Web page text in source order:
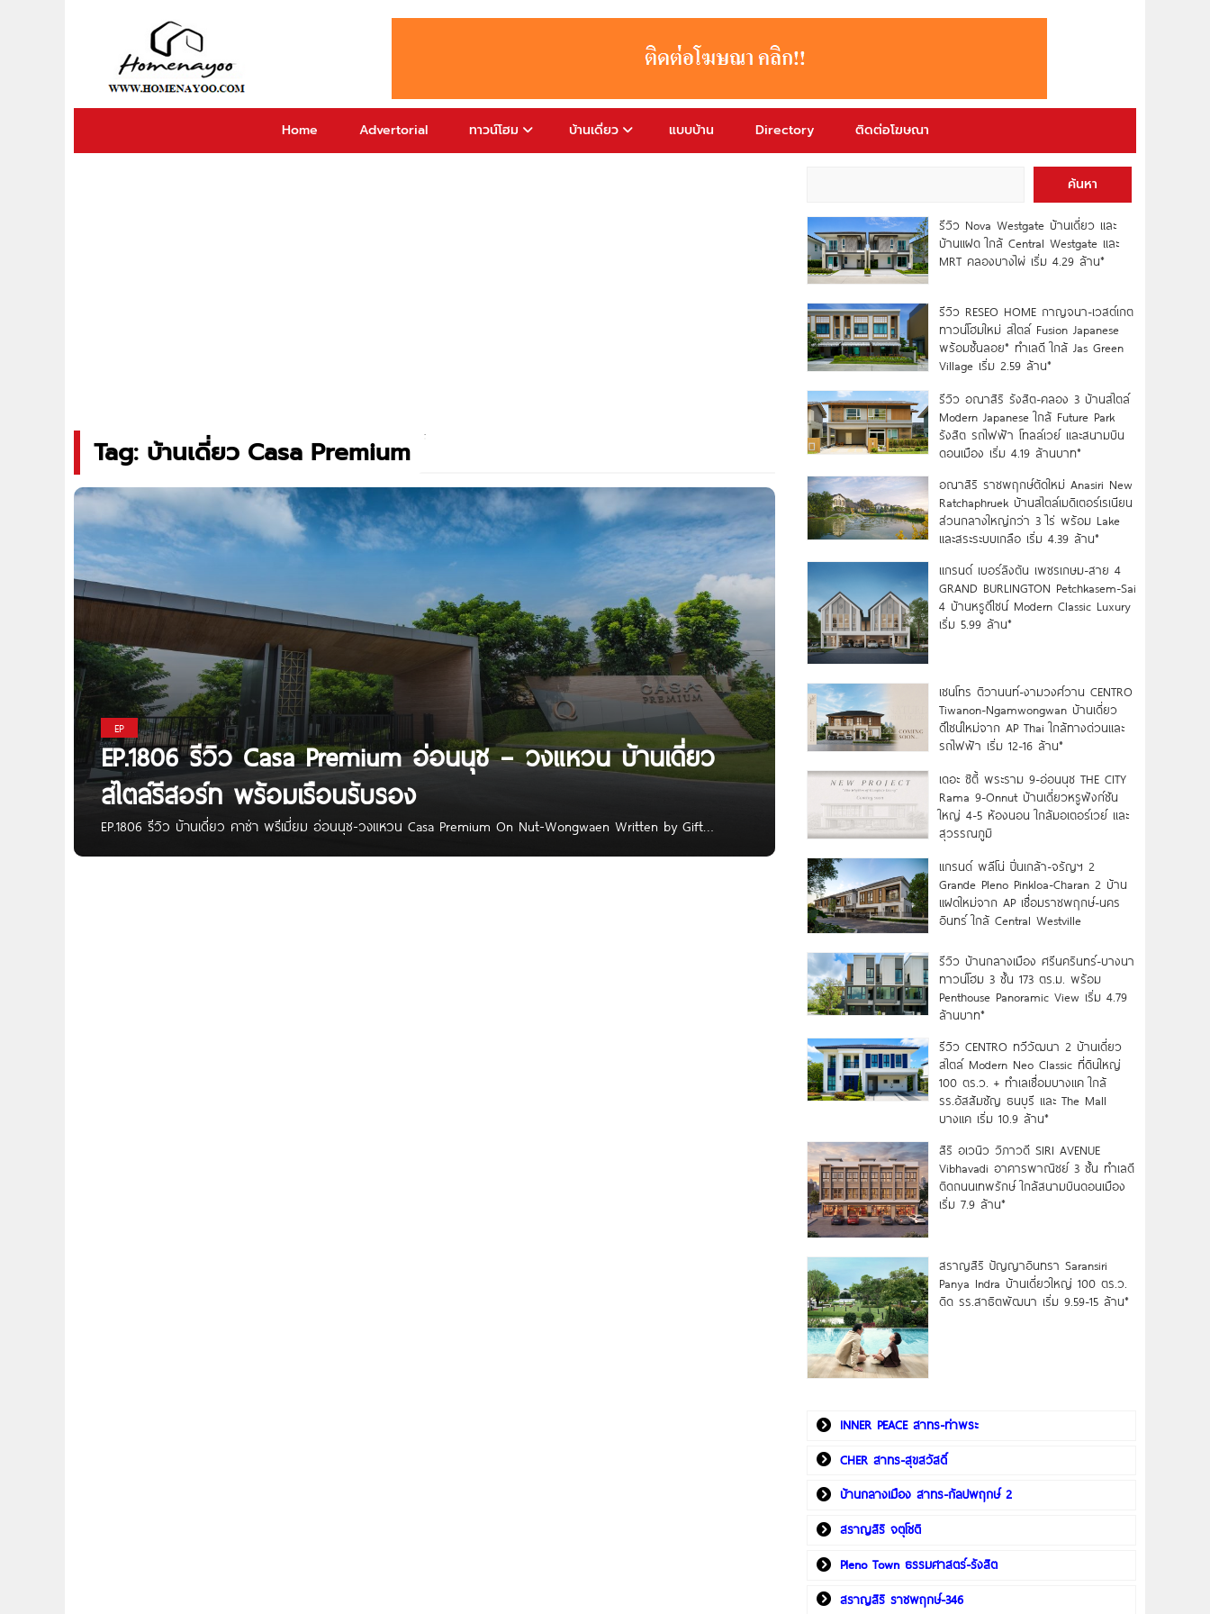
Home Advertorial ทาวน์โฮม บ้านเดี่ยว แบบบ้าน Directory ติดต่อโฆษณา
Tag: บ้านเดี่ยว Casa Premium
EP
EP.1806 รีวิว Casa Premium อ่อนนุช – วงแหวน บ้านเดี่ยว
สไตล์รีสอร์ท พร้อมเรือนรับรอง
EP.1806 รีวิว บ้านเดี่ยว คาซ่า พรีเมี่ยม อ่อนนุช-วงแหวน Casa Premium On Nut-Wongwaen Written by Gift
ค้นหา
รีวิว Nova Westgate บ้านเดี่ยว และ
บ้านแฝด ใกล้ Central Westgate และ
MRT คลองบางไผ่ เริ่ม 4.29 ล้าน*
รีวิว RESEO HOME กาญจนา-เวสต์เกต
ทาวน์โฮมใหม่ สไตล์ Fusion Japanese
พร้อมชั้นลอย* ทำเลดี ใกล้ Jas Green
Village เริ่ม 2.59 ล้าน*
รีวิว อณาสิริ รังสิต-คลอง 3 บ้านสไตล์
Modern Japanese ใกล้ Future Park
รังสิต รถไฟฟ้า โทลล์เวย์ และสนามบิน
ดอนเมือง เริ่ม 4.19 ล้านบาท*
อณาสิริ ราชพฤกษ์ตัดใหม่ Anasiri New
Ratchaphruek บ้านสไตล์เมดิเตอร์เรเนียน
ส่วนกลางใหญ่กว่า 3 ไร่ พร้อม Lake
และสระระบบเกลือ เริ่ม 4.39 ล้าน*
แกรนด์ เบอร์ลิงตัน เพชรเกษม-สาย 4
GRAND BURLINGTON Petchkasem-Sai
4 บ้านหรูดีไซน์ Modern Classic Luxury
เริ่ม 5.99 ล้าน*
เซนโทร ติวานนท์-งามวงศ์วาน CENTRO
Tiwanon-Ngamwongwan บ้านเดี่ยว
ดีไซน์ใหม่จาก AP Thai ใกล้ทางด่วนและ
รถไฟฟ้า เริ่ม 12-16 ล้าน*
เดอะ ซิตี้ พระราม 9-อ่อนนุช THE CITY
Rama 9-Onnut บ้านเดี่ยวหรูฟังก์ชัน
ใหญ่ 4-5 ห้องนอน ใกล้มอเตอร์เวย์ และ
สุวรรณภูมิ
แกรนด์ พลีโน่ ปิ่นเกล้า-จรัญฯ 2
Grande Pleno Pinkloa-Charan 2 บ้าน
แฝดใหม่จาก AP เชื่อมราชพฤกษ์-นคร
อินทร์ ใกล้ Central Westville
รีวิว บ้านกลางเมือง ศรีนครินทร์-บางนา
ทาวน์โฮม 3 ชั้น 173 ตร.ม. พร้อม
Penthouse Panoramic View เริ่ม 4.79
ล้านบาท*
รีวิว CENTRO ทวีวัฒนา 2 บ้านเดี่ยว
สไตล์ Modern Neo Classic ที่ดินใหญ่
100 ตร.ว. + ทำเลเชื่อมบางแค ใกล้
รร.อัสสัมชัญ ธนบุรี และ The Mall
บางแค เริ่ม 10.9 ล้าน*
สิริ อเวนิว วิภาวดี SIRI AVENUE
Vibhavadi อาคารพาณิชย์ 3 ชั้น ทำเลดี
ติดถนนเทพรักษ์ ใกล้สนามบินดอนเมือง
เริ่ม 7.9 ล้าน*
สราญสิริ ปัญญาอินทรา Saransiri
Panya Indra บ้านเดี่ยวใหญ่ 100 ตร.ว.
ดิด รร.สาธิตพัฒนา เริ่ม 9.59-15 ล้าน*
INNER PEACE สาทร-ท่าพระ
CHER สาทร-สุขสวัสดิ์
บ้านกลางเมือง สาทร-กัลปพฤกษ์ 2
สราญสิริ จตุโชติ
Pleno Town ธรรมศาสตร์-รังสิต
สราญสิริ ราชพฤกษ์-346